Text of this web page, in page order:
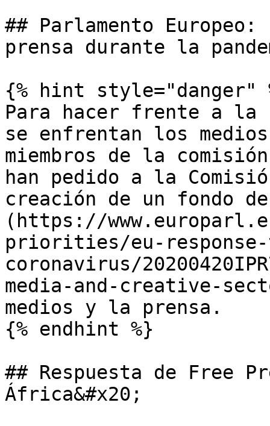
## Parlamento
prensa durante la
{% hint style="danger"
Para hacer frente a
se enfrentan los
miembros de la
han pedido a la
creación de un fondo
(https://
priorities/eu-
coronavirus/
media-and-creative-
medios y la prensa.
{% endhint %}
## Respuesta de Free
África&#x20;